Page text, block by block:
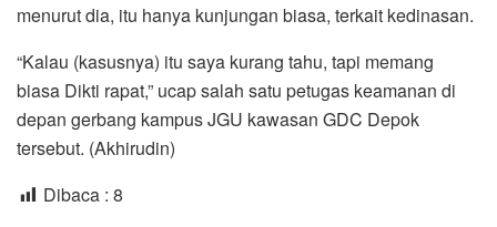
menurut dia, itu hanya kunjungan biasa, terkait kedinasan.
“Kalau (kasusnya) itu saya kurang tahu, tapi memang
biasa Dikti rapat,” ucap salah satu petugas keamanan di
depan gerbang kampus JGU kawasan GDC Depok
tersebut. (Akhirudin)
Dibaca : 8